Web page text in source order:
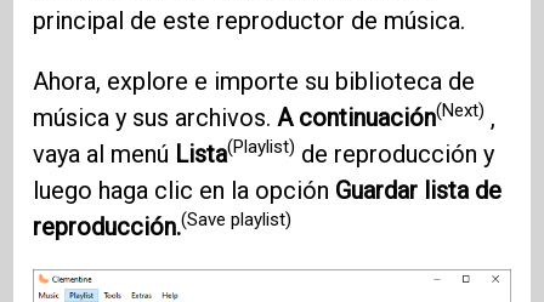
principal de este reproductor de música.
Ahora, explore e importe su biblioteca de
música y sus archivos. A continuación(Next) ,
vaya al menú Lista(Playlist) de reproducción y
luego haga clic en la opción Guardar lista de
reproducción.(Save playlist)